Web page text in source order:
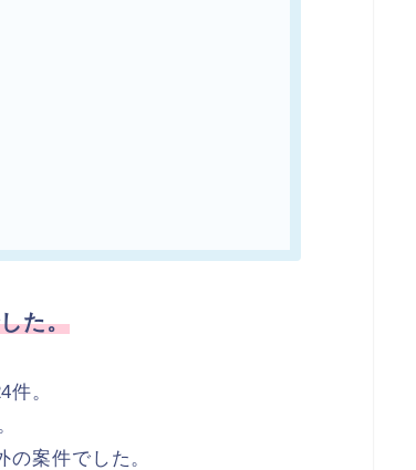
た。
件。
案件でした。